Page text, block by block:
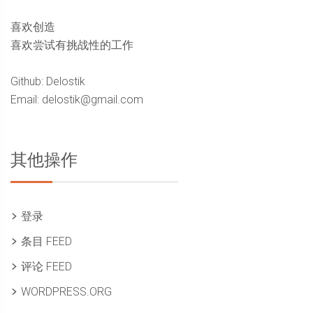
喜欢创造
喜欢尝试有挑战性的工作
Github: Delostik
Email: delostik@gmail.com
其他操作
登录
条目 FEED
评论 FEED
WORDPRESS.ORG